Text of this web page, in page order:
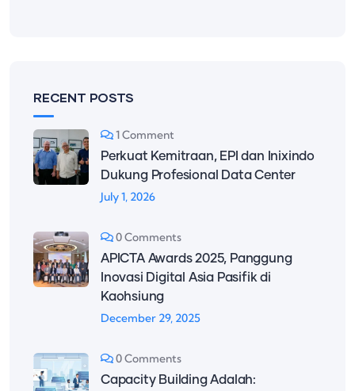
RECENT POSTS
1 Comment
Perkuat Kemitraan, EPI dan Inixindo
Dukung Profesional Data Center
July 1, 2026
0 Comments
APICTA Awards 2025, Panggung
Inovasi Digital Asia Pasifik di
Kaohsiung
December 29, 2025
0 Comments
Capacity Building Adalah: